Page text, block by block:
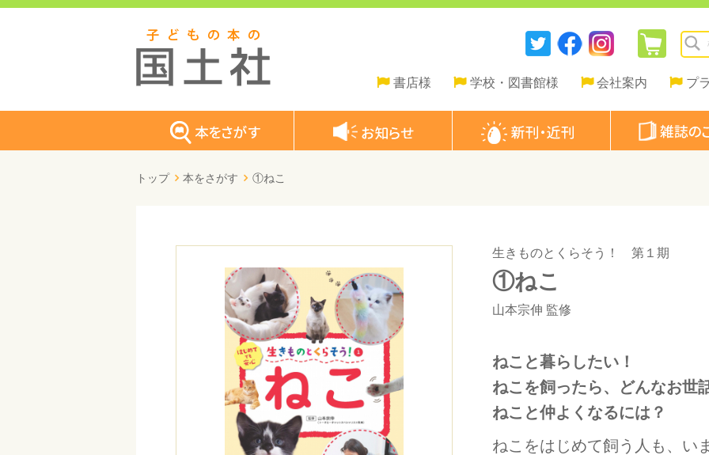
書店様 学校・図書館様 会社案内 プ
トップ 本をさがす ①ねこ
生きものとくらそう！ 第１期
①ねこ
山本宗伸 監修
ねこと暮らしたい！
ねこを飼ったら、どんなお世
ねこと仲よくなるには？
ねこをはじめて飼う人も、い